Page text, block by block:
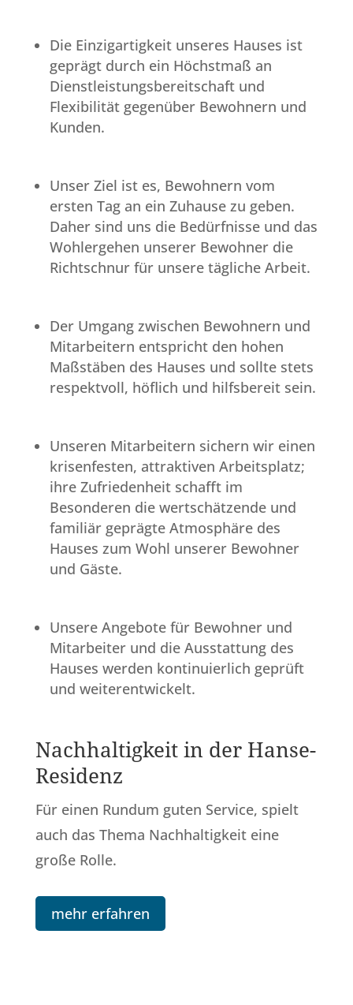
Die Einzigartigkeit unseres Hauses ist
geprägt durch ein Höchstmaß an
Dienstleistungsbereitschaft und
Flexibilität gegenüber Bewohnern und
Kunden.
Unser Ziel ist es, Bewohnern vom
ersten Tag an ein Zuhause zu geben.
Daher sind uns die Bedürfnisse und das
Wohlergehen unserer Bewohner die
Richtschnur für unsere tägliche Arbeit.
Der Umgang zwischen Bewohnern und
Mitarbeitern entspricht den hohen
Maßstäben des Hauses und sollte stets
respektvoll, höflich und hilfsbereit sein.
Unseren Mitarbeitern sichern wir einen
krisenfesten, attraktiven Arbeitsplatz;
ihre Zufriedenheit schafft im
Besonderen die wertschätzende und
familiär geprägte Atmosphäre des
Hauses zum Wohl unserer Bewohner
und Gäste.
Unsere Angebote für Bewohner und
Mitarbeiter und die Ausstattung des
Hauses werden kontinuierlich geprüft
und weiterentwickelt.
Nachhaltigkeit in der Hanse-
Residenz
Für einen Rundum guten Service, spielt
auch das Thema Nachhaltigkeit eine
große Rolle.
mehr erfahren